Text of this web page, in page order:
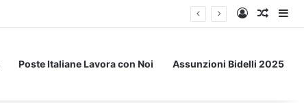
Accedi
Un
Poste Italiane Lavora con Noi Assunzioni Bidelli 2025